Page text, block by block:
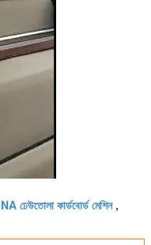
ঢেউতোলা কার্ডবোর্ড মেশিন,